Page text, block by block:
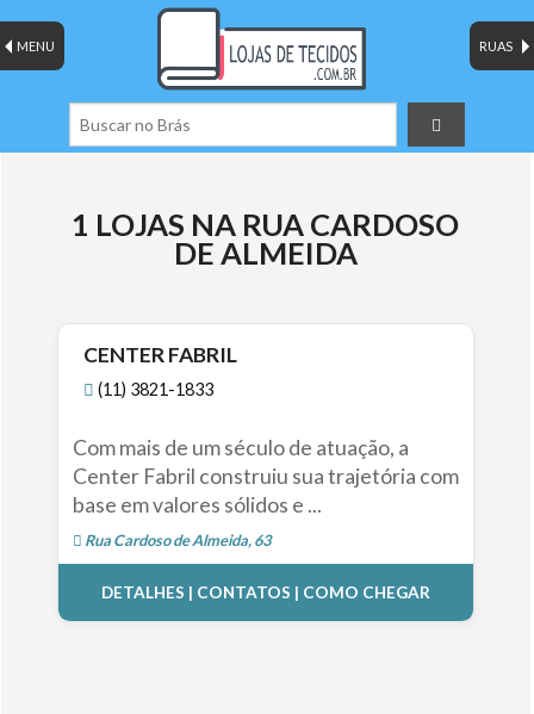
RUAS
MENU
1 LOJAS NA RUA CARDOSO
DE ALMEIDA
CENTER FABRIL
(11) 3821-1833
Com mais de um século de atuação, a
Center Fabril construiu sua trajetória com
base em valores sólidos e ...
Rua Cardoso de Almeida, 63
DETALHES | CONTATOS | COMO CHEGAR